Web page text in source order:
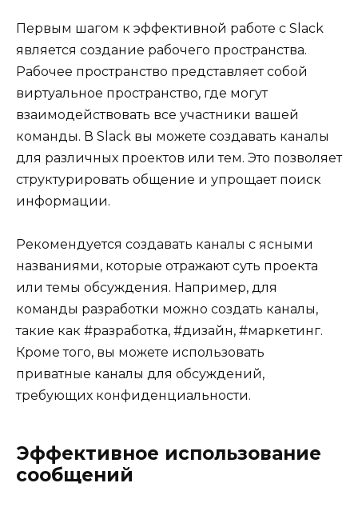
Первым шагом к эффективной работе с Slack
является создание рабочего пространства.
Рабочее пространство представляет собой
виртуальное пространство, где могут
взаимодействовать все участники вашей
команды. В Slack вы можете создавать каналы
для различных проектов или тем. Это позволяет
структурировать общение и упрощает поиск
информации.
Рекомендуется создавать каналы с ясными
названиями, которые отражают суть проекта
или темы обсуждения. Например, для
команды разработки можно создать каналы,
такие как #разработка, #дизайн, #маркетинг.
Кроме того, вы можете использовать
приватные каналы для обсуждений,
требующих конфиденциальности.
Эффективное использование
сообщений